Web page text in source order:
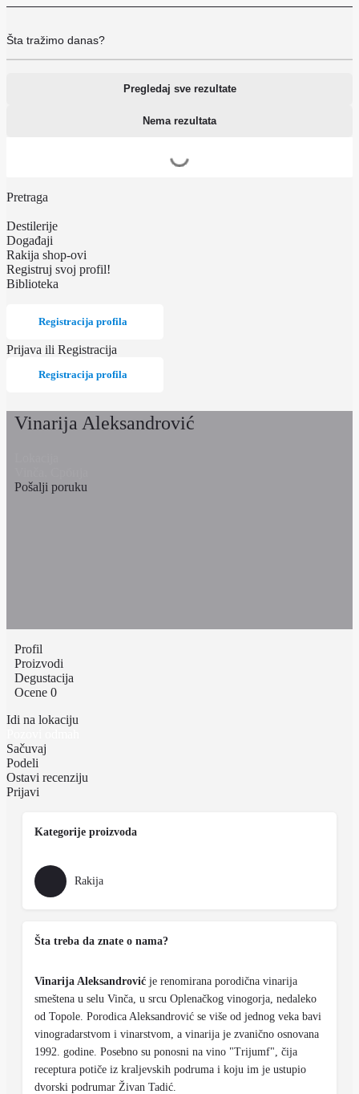
Pregledaj sve rezultate
Nema rezultata
Pretraga
Destilerije
Događaji
Rakija shop-ovi
Registruj svoj profil!
Biblioteka
Registracija profila
Prijava ili Registracija
Registracija profila
Vinarija Aleksandrović
Pošalji poruku
Profil
Proizvodi
Degustacija
Ocene 0
Idi na lokaciju
Sačuvaj
Podeli
Ostavi recenziju
Prijavi
Kategorije proizvoda
Rakija
Šta treba da znate o nama?
Vinarija Aleksandrović je renomirana porodična vinarija
smeštena u selu Vinča, u srcu Oplenačkog vinogorja, nedaleko
od Topole. Porodica Aleksandrović se više od jednog veka bavi
vinogradarstvom i vinarstvom, a vinarija je zvanično osnovana
1992. godine. Posebno su ponosni na vino "Trijumf", čija
receptura potiče iz kraljevskih podruma i koju im je ustupio
dvorski podrumar Živan Tadić.